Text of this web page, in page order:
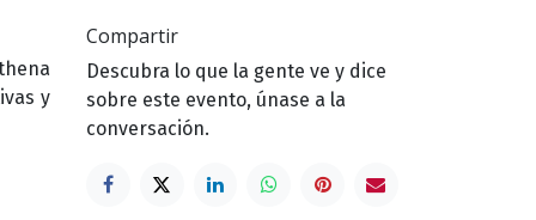
y
Compartir
Descubra lo que la gente ve y dice
sobre este evento, únase a la
conversación.